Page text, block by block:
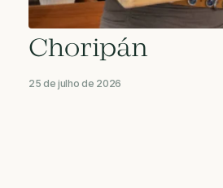
Choripán
25 de julho de 2026